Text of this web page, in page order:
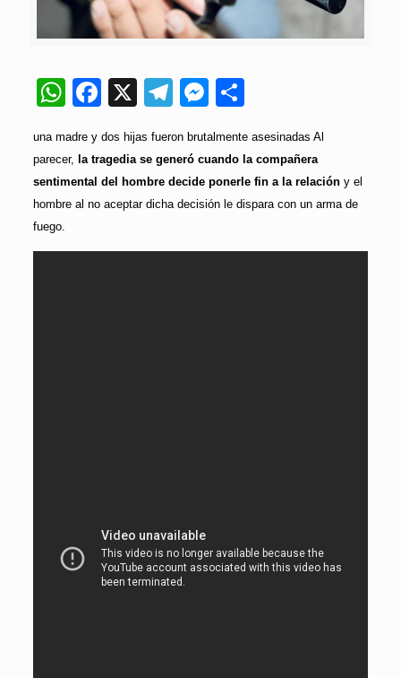
WhatsApp
Facebook
X Telegram
Messenger
una madre y dos hijas fueron brutalmente asesinadas Al
parecer, la tragedia se generó cuando la compañera
sentimental del hombre decide ponerle fin a la relación y el
hombre al no aceptar dicha decisión le dispara con un arma de
fuego.